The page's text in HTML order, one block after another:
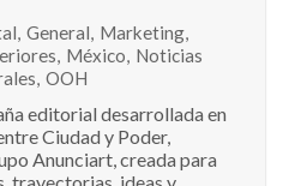
, General, Marketing,
, México, Noticias
, OOH
editorial desarrollada en
Ciudad y Poder,
Anunciart, creada para